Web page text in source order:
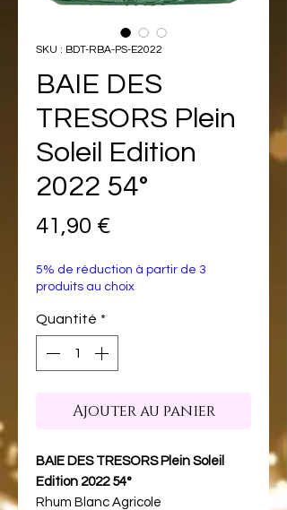
SKU : BDT-RBA-PS-E2022
BAIE DES
TRESORS Plein
Soleil Edition
2022 54°
41,90 €
5% de réduction à partir de 3
produits au choix
Quantité *
Ajouter au panier
BAIE DES TRESORS Plein Soleil
Edition 2022 54°
Rhum Blanc Agricole